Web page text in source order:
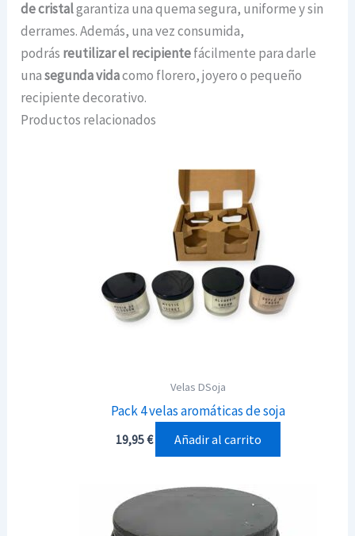
de cristalgarantiza una quema segura, uniforme y sin
derrames. Además, una vez consumida,
podrás reutilizar el recipientefácilmente para darle
unasegunda vidacomo florero, joyero o pequeño
recipiente decorativo.
Productos relacionados
Velas DSoja
Pack 4 velas aromáticas de soja
19,95€ Añadir al carrito